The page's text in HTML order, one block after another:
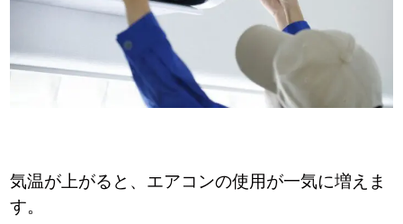
気温が上がると、エアコンの使用が一気に増えま
す。